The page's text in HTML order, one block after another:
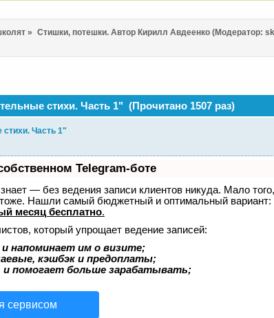
» Стишки, потешки. Автор Кирилл Авдеенко(Модератор:
стихи. Часть 1" (Прочитано 1507 раз)
Часть 1"
Telegram-боте
— без ведения записи клиентов никуда. Мало
тоже. Нашли самый бюджетный и оптимальный вариант:
месяц бесплатно.
который упрощает ведение записей:
напоминает им о визите;
кэшбэк и предоплаты;
и помогает больше зарабатывать;
сервисом